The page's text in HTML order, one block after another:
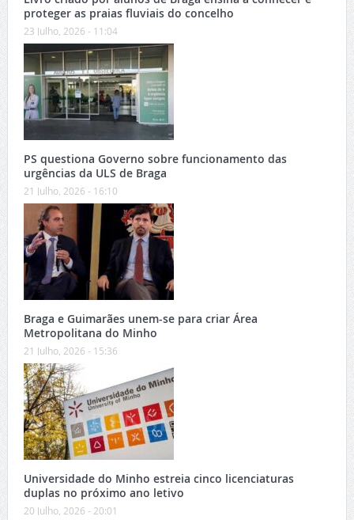
proteger as praias fluviais do concelho
23 Julho, 2026 - 11:04
PS questiona Governo sobre funcionamento das
urgências da ULS de Braga
21 Julho, 2026 - 16:10
Braga e Guimarães unem-se para criar Área
Metropolitana do Minho
21 Julho, 2026 - 15:36
Universidade do Minho estreia cinco licenciaturas
duplas no próximo ano letivo
20 Julho, 2026 - 20:01